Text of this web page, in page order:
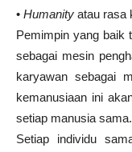
• Humanity atau rasa
Pemimpin yang baik
sebagai mesin
karyawan sebagai
kemanusiaan ini
setiap manusia
Setiap individu